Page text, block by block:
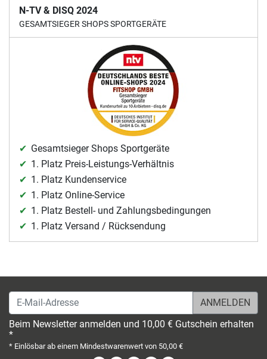
N-TV & DISQ 2024
GESAMTSIEGER SHOPS SPORTGERÄTE
Gesamtsieger Shops Sportgeräte
1. Platz Preis-Leistungs-Verhältnis
1. Platz Kundenservice
1. Platz Online-Service
1. Platz Bestell- und Zahlungsbedingungen
1. Platz Versand / Rücksendung
E-Mail-Adresse
Beim Newsletter anmelden und 10,00 € Gutschein erhalten
*
* Einlösbar ab einem Mindestwarenwert von 50,00 €